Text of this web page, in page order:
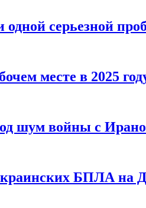
серьезной
месте в 2025
шум войны с
БПЛА на